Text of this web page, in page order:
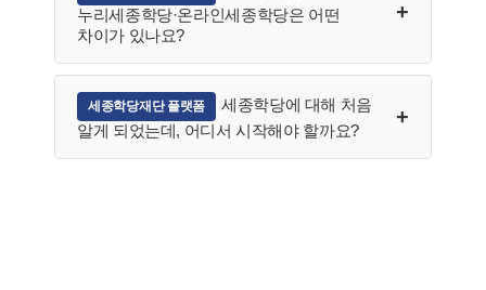
누리세종학당·온라인세종학당은 어떤
차이가 있나요?
세종학당재단 플랫폼
세종학당에 대해 처음
알게 되었는데, 어디서 시작해야 할까요?